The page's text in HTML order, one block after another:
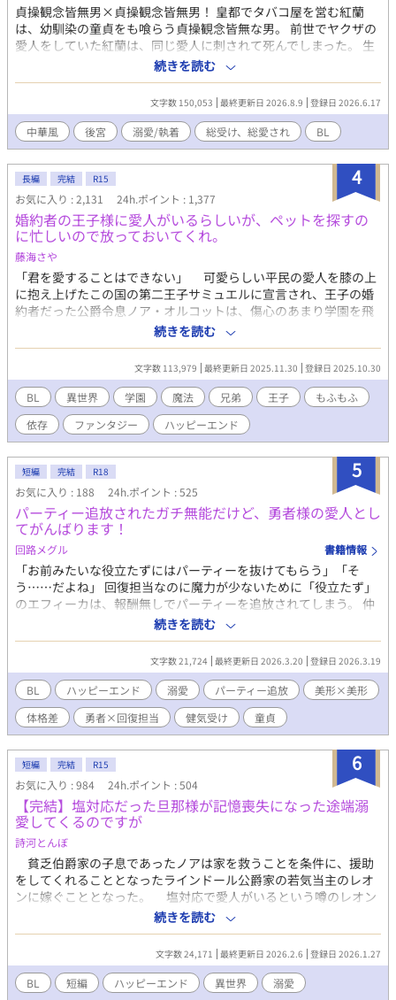
貞操観念皆無男×貞操観念皆無男！ 皇都でタバコ屋を営む紅蘭
は、幼馴染の童貞をも喰らう貞操観念皆無な男。 前世でヤクザの
愛人をしていた紅蘭は、同じ愛人に刺されて死んでしまった。 生
まれ変わった紅蘭は、誰に囚われるでもなく自由に生きていた。
しかしある日、皇宮から使者がやってくる。 数多の男を喰らって
きた紅蘭の噂を聞き、絶倫だという皇帝の相手をするよう命じて
きた。 金に目が眩み後宮に入った紅蘭は、暴君と呼ばれる皇帝が
前世のあのヤクザであることを知る。 絶対にバレるものかと皇帝
から逃げようとするが、結局見つかってしまい寵愛を受けるはめ
に！ さっさと金貨をもらって後宮を去りたい紅蘭と、紅蘭を逃し
まいとする皇帝の、貞操観念皆無な物語！ ※主人公、皇帝共に不
特定多数と肉体関係を持つ描写があります。 ※男女の肉体関係を
示唆する内容があります。 ※中華【風】なだけのオリジナルな世
界観のお話です。 ※一度完結済みにしましたが、他サイトにて続
きを見たいのお声をいただけたことと、自分自身も書きたい場面
があったため続きました。 今後は満足いくまで完結にはしません
ので、ご安心ください。
続きを読む
文字数 150,053 最終更新日 2026.8.9 登録日 2026.6.17
中華風 後宮 溺愛/執着 総受け、総愛され BL
4
長編 完結 R15
お気に入り : 2,131 24h.ポイント : 1,377
婚約者の王子様に愛人がいるらしいが、ペットを探すの
に忙しいので放っておいてくれ。
藤海さや
「君を愛することはできない」 可愛らしい平民の愛人を膝の上
に抱え上げたこの国の第二王子サミュエルに宣言され、王子の婚
約者だった公爵令息ノア・オルコットは、傷心のあまり学園を飛
び出してしまった……というのが学園の生徒たちの認識である。
だがノアの本当の目的は、行方不明の自分のペット（魔王の側
近だったらしい）の捜索だった。通りすがりの魔族に道を尋ねて
目的地へ向かう途中、ノアは完璧な変装をしていたにも関わら
ず、何故かノアを追ってきたらしい王子サミュエルに捕まってし
まう。 ◇拙作「僕が勇者に殺された件。」に出てきたノアの話で
すが、一応単体でも読めます。 ◇テキトー設定。細かいツッコミ
はご容赦ください。見切り発車なので不定期更新となります。
続きを読む
文字数 113,979 最終更新日 2025.11.30 登録日 2025.10.30
BL 異世界 学園 魔法 兄弟 王子
もふもふ
依存
ファンタジー ハッピーエンド
5
短編 完結 R18
お気に入り : 188 24h.ポイント : 525
パーティー追放されたガチ無能だけど、勇者様の愛人とし
てがんばります！
回路メグル 書籍情報
「お前みたいな役立たずにはパーティーを抜けてもらう」「そ
う……だよね」 回復担当なのに魔力が少ないために「役立たず」
のエフィーカは、報酬無しでパーティーを追放されてしまう。 仲
間も魔力もお金もない。今夜の宿にも困っていると、愛の女神様
の加護をうけた勇者であるカインが偶然通りかかり、「困ってい
る人は見すごせない」と助けてくれる。勇者の優しさに感激し、
恩を返したいエフィーカは、「愛の女神様の加護をうけた勇者
は、愛し合うことで力を高めることができる」と聴き、それなら
自分でも役に立てる！ とベッドに誘うが、勇者は興奮している様
子なのになかなか手を出してくれなくて……。 本当は愛し合いた
いけど「優しすぎて童貞（巨根）の勇者」×「役に立ちたい健気
な無能冒険者」が、愛し合うことで自分の居場所を見つけるスト
ーリーです！ ※全6話（明日、6話まで投稿します） ※Rシーンの
ある話には「☆」つけています
続きを読む
文字数 21,724 最終更新日 2026.3.20 登録日 2026.3.19
BL ハッピーエンド 溺愛 パーティー追放
美形×美形
体格差
勇者×回復担当 健気受け 童貞
6
短編 完結 R15
お気に入り : 984 24h.ポイント : 504
【完結】塩対応だった旦那様が記憶喪失になった途端溺
愛してくるのですが
詩河とんぼ
貧乏伯爵家の子息であったノアは家を救うことを条件に、援助
をしてくれることとなったラインドール公爵家の若気当主のレオ
ンに嫁ぐこととなった。 塩対応で愛人がいるという噂のレオン
やノアを嫌う義母の前夫人を見て、ほとんどの使用人たちはノア
に嫌がらせをしていた。 そんな中、レオンが階段から転落し、
レオンは記憶を失ってしまう。すると――
続きを読む
文字数 24,171 最終更新日 2026.2.6 登録日 2026.1.27
BL 短編 ハッピーエンド 異世界 溺愛